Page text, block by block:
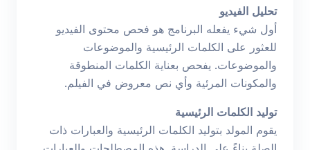
تحليل الفيديو
أول شيء يفعله البرنامج هو فحص محتوى الفيديو
للعثور على الكلمات الرئيسية والموضوعات
والموضوعات. يفحص بعناية الكلمات المنطوقة
والمكونات المرئية وأي نص معروض في الفيلم.
توليد الكلمات الرئيسية
يقوم المولد بتوليد الكلمات الرئيسية والعبارات ذات